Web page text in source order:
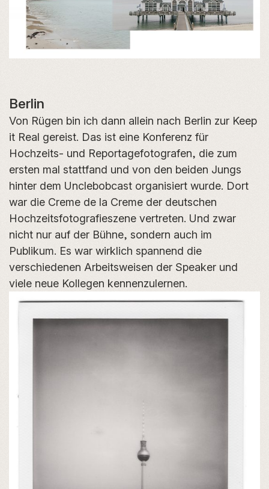
Berlin
Von Rügen bin ich dann allein nach Berlin zur Keep
it Real gereist. Das ist eine Konferenz für
Hochzeits- und Reportagefotografen, die zum
ersten mal stattfand und von den beiden Jungs
hinter dem Unclebobcast organisiert wurde. Dort
war die Creme de la Creme der deutschen
Hochzeitsfotografieszene vertreten. Und zwar
nicht nur auf der Bühne, sondern auch im
Publikum. Es war wirklich spannend die
verschiedenen Arbeitsweisen der Speaker und
viele neue Kollegen kennenzulernen.